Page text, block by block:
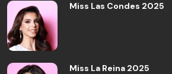
Miss Las Condes 2025
Miss La Reina 2025